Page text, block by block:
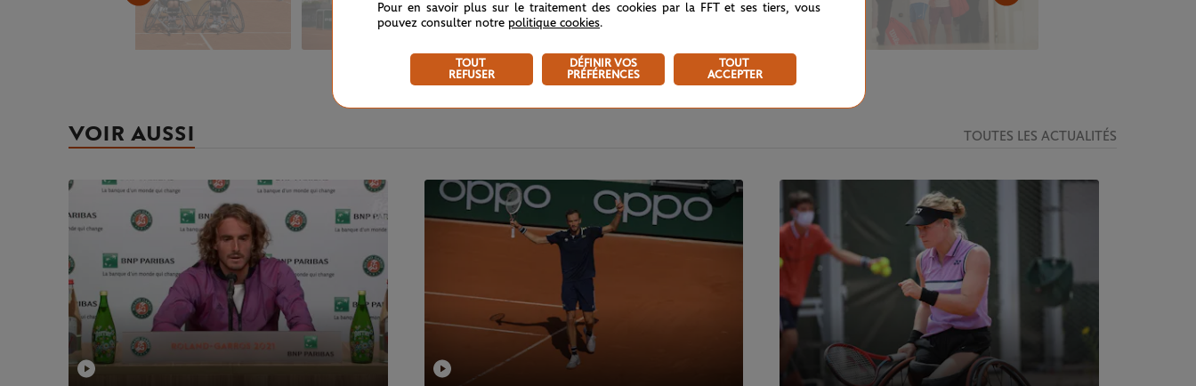
VOIR AUSSI TOUTES LES ACTUALITÉS
Pour en savoir plus sur le traitement des cookies par la FFT et ses tiers, vous
pouvez consulter notre politique cookies.
TOUT
REFUSER
DÉFINIR VOS
PRÉFÉRENCES
TOUT
ACCEPTER